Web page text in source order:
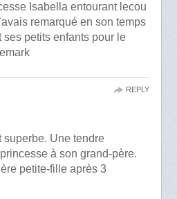
Isabella entourant lecou
remarqué en son temps
ses petits enfants pour le
superbe. Une tendre
à son grand-père.
petite-fille après 3
REPLY